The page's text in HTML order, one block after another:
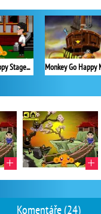
Monkey Go Happy Stage 461
Komentáře (24)